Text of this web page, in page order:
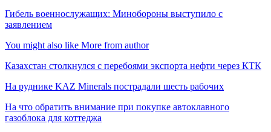
Гибель военнослужащих: Минобороны выступило с
заявлением
You might also like More from author
Казахстан столкнулся с перебоями экспорта нефти через КТК
На руднике KAZ Minerals пострадали шесть рабочих
На что обратить внимание при покупке автоклавного
газоблока для коттеджа